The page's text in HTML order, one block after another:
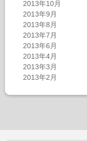
2013年10月
2013年9月
2013年8月
2013年7月
2013年6月
2013年4月
2013年3月
2013年2月